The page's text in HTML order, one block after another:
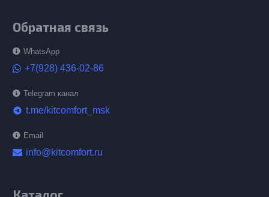
Обратная связь
WhatsApp
+7(928) 436-02-86
Telegram канал
telegram t.me/kitcomfort_msk
Email
info@kitcomfort.ru